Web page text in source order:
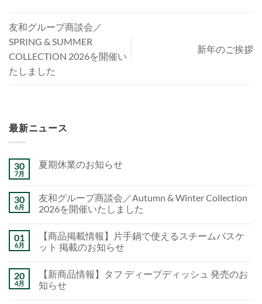
友和グループ商談会／
SPRING & SUMMER
COLLECTION 2026を開催い
たしました
新年のご挨拶
最新ニュース
30
7月
夏期休業のお知らせ
30
6月
友和グループ商談会／Autumn & Winter Collection
2026を開催いたしました
01
6月
【商品掲載情報】片手鍋で使えるスチームバスケ
ット 掲載のお知らせ
20
4月
【新商品情報】タフ ディープディッシュ 発売のお
知らせ